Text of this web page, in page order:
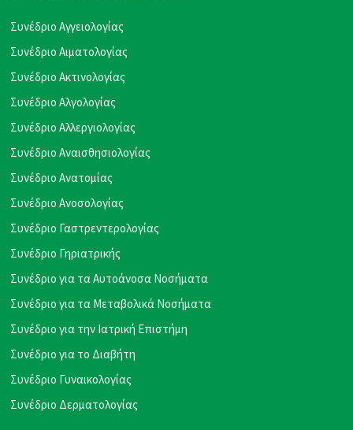
Συνέδριο Αγγειολογίας
Συνέδριο Αιματολογίας
Συνέδριο Ακτινολογίας
Συνέδριο Αλγολογίας
Συνέδριο Αλλεργιολογίας
Συνέδριο Αναισθησιολογίας
Συνέδριο Ανατομίας
Συνέδριο Ανοσολογίας
Συνέδριο Γαστρεντερολογίας
Συνέδριο Γηριατρικής
Συνέδριο για τα Αυτοάνοσα Νοσήματα
Συνέδριο για τα Μεταβολικά Νοσήματα
Συνέδριο για την Ιατρική Επιστήμη
Συνέδριο για το Διαβήτη
Συνέδριο Γυναικολογίας
Συνέδριο Δερματολογίας